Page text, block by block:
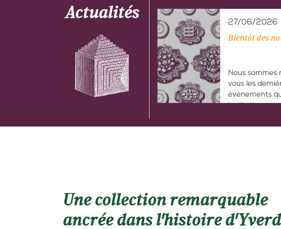
Actualités
27/06/2026
Bientôt des
Nous sommes
vous les
événements
Une collection remarquable
ancrée dans l'histoire